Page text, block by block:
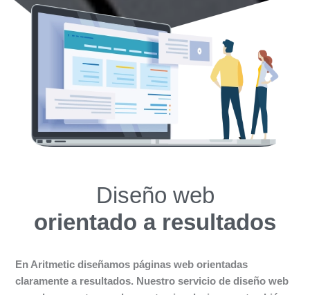
Diseño web
orientado a resultados
En Aritmetic diseñamos páginas web orientadas
claramente a resultados. Nuestro servicio de diseño web